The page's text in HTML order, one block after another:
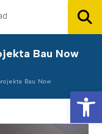
Bau Now
Bau Now